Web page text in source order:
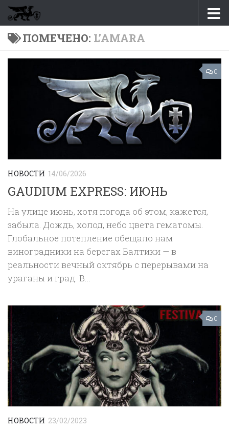
Перейти к содержимому
ПОМЕЧЕНО: L’AMARA
0
НОВОСТИ 14/06/2026
GAUDIUM EXPRESS: ИЮНЬ
На улице июнь, хотя погода об этом, кажется,
забыла. Дождь, холод, небо цвета гематомы.
Глобальное потепление обещало нам
виноградники на берегах Балтики — в
реальности вечный октябрь с перерывами на
ураганы и град. В...
0
НОВОСТИ 23/02/2023